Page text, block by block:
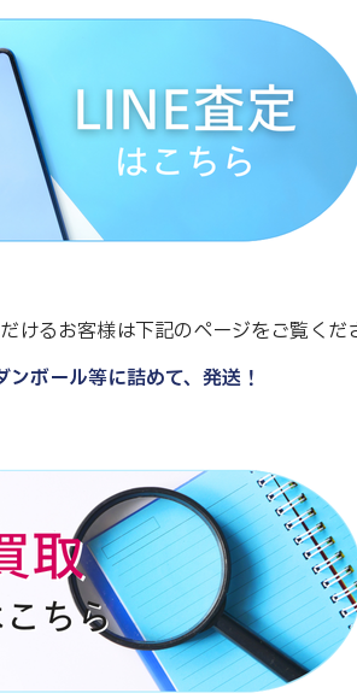
けるお客様は下記のページをご覧くだ
ンボール等に詰めて、発送！